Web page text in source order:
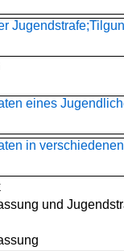
eines
in
und